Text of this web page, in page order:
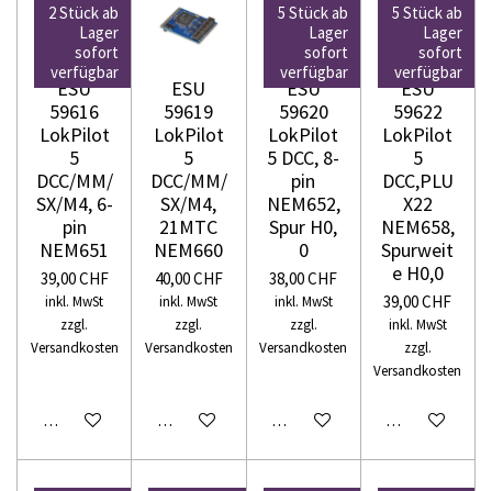
2 Stück ab
Lager
sofort
verfügbar
ESU
59616
LokPilot
5
DCC/MM/
SX/M4, 6-
pin
NEM651
39,00 CHF
inkl. MwSt
zzgl.
Versandkosten
In den Warenkorb
ESU
59619
LokPilot
5
DCC/MM/
SX/M4,
21MTC
NEM660
40,00 CHF
inkl. MwSt
zzgl.
Versandkosten
In den Warenkorb
5 Stück ab
Lager
sofort
verfügbar
ESU
59620
LokPilot
5 DCC, 8-
pin
NEM652,
Spur H0,
0
38,00 CHF
inkl. MwSt
zzgl.
Versandkosten
In den Warenkorb
5 Stück ab
Lager
sofort
verfügbar
ESU
59622
LokPilot
5
DCC,PLU
X22
NEM658,
Spurweit
e H0,0
39,00 CHF
inkl. MwSt
zzgl.
Versandkosten
In den